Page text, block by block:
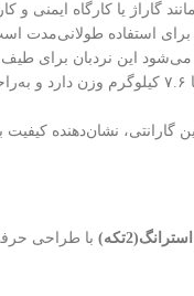
یا کارگاه ایمنی و
گزینه‌ای مقاوم برای
یکی از مزایای مهم این نردبان، وزن سبک آن
وجود این گارانتی،
با طراحی